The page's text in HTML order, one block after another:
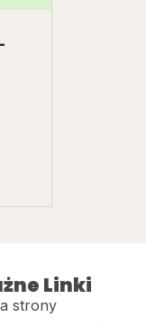
Linki
strony